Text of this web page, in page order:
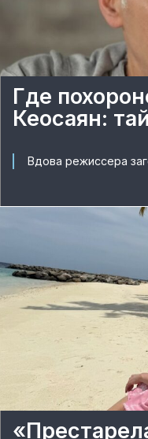
Где
Кеосаян:
Вдова режиссера